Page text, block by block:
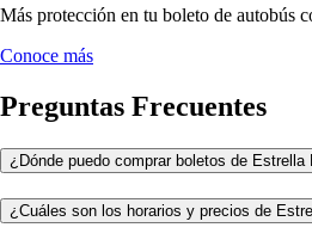
Más protección en tu boleto de autobús
Conoce más
Preguntas Frecuentes
¿Dónde puedo comprar boletos de
¿Cuáles son los horarios y precios de